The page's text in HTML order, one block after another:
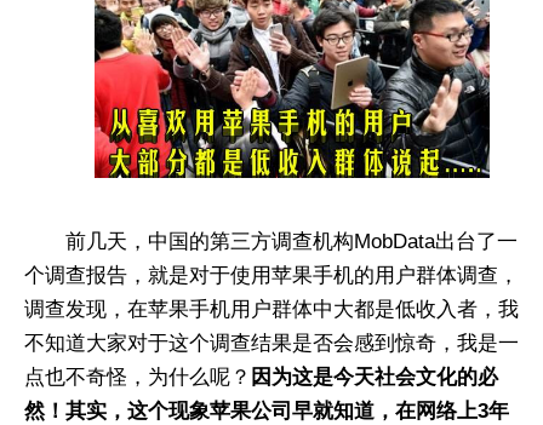
前几天，中国的第三方调查机构MobData出台了一
个调查报告，就是对于使用苹果手机的用户群体调查，
调查发现，在苹果手机用户群体中大都是低收入者，我
不知道大家对于这个调查结果是否会感到惊奇，我是一
点也不奇怪，为什么呢？ 因为这是今天社会文化的必
然！其实，这个现象苹果公司早就知道，在网络上3年